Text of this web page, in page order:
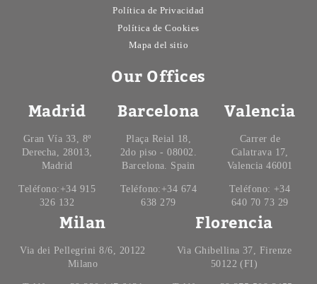
Política de Privacidad
Política de Cookies
Mapa del sitio
Our Offices
Madrid
Gran Vía 33, 8º
Derecha, 28013,
Madrid
Teléfono:+34 915
326 132
Barcelona
Plaça Reial 18,
2do piso - 08002.
Barcelona. Spain
Teléfono:+34 674
638 279
Valencia
Carrer de
Calatrava 17,
Valencia 46001
Teléfono: +34
640 70 73 29
Milan
Via dei Pellegrini 8/6, 20122
Milano
Florencia
Via Ghibellina 37, Firenze
50122 (FI)